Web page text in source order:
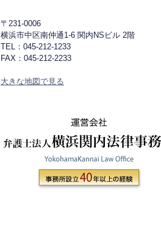
〒231-0006
横浜市中区南仲通1-6 関内NSビル 2階
TEL：045-212-1233
FAX：045-212-2233
大きな地図で見る